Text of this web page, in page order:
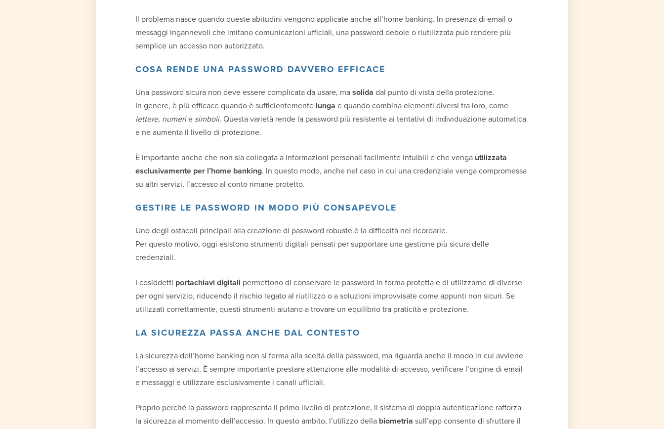
Il problema nasce quando queste abitudini vengono applicate anche all’home banking. In presenza di email o
messaggi ingannevoli che imitano comunicazioni ufficiali, una password debole o riutilizzata può rendere più
semplice un accesso non autorizzato.
COSA RENDE UNA PASSWORD DAVVERO EFFICACE
Una password sicura non deve essere complicata da usare, ma solida dal punto di vista della protezione.
In genere, è più efficace quando è sufficientemente lunga e quando combina elementi diversi tra loro, come
lettere, numerie simboli. Questa varietà rende la password più resistente ai tentativi di individuazione automatica
e ne aumenta il livello di protezione.
È importante anche che non sia collegata a informazioni personali facilmente intuibili e che venga utilizzata
esclusivamente per l’home banking. In questo modo, anche nel caso in cui una credenziale venga compromessa
su altri servizi, l’accesso al conto rimane protetto.
GESTIRE LE PASSWORD IN MODO PIÙ CONSAPEVOLE
Uno degli ostacoli principali alla creazione di password robuste è la difficoltà nel ricordarle.
Per questo motivo, oggi esistono strumenti digitali pensati per supportare una gestione più sicura delle
credenziali.
I cosiddetti portachiavi digitali permettono di conservare le password in forma protetta e di utilizzarne di diverse
per ogni servizio, riducendo il rischio legato al riutilizzo o a soluzioni improvvisate come appunti non sicuri. Se
utilizzati correttamente, questi strumenti aiutano a trovare un equilibrio tra praticità e protezione.
LA SICUREZZA PASSA ANCHE DAL CONTESTO
La sicurezza dell’home banking non si ferma alla scelta della password, ma riguarda anche il modo in cui avviene
l’accesso ai servizi. È sempre importante prestare attenzione alle modalità di accesso, verificare l’origine di email
e messaggi e utilizzare esclusivamente i canali ufficiali.
Proprio perché la password rappresenta il primo livello di protezione, il sistema di doppia autenticazione rafforza
la sicurezza al momento dell’accesso. In questo ambito, l’utilizzo della biometria sull’app consente di sfruttare il